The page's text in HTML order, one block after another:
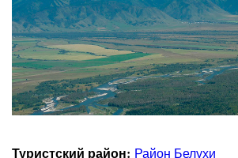
Туристский район: Район Белухи